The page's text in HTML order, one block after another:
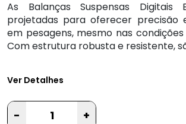
As Balanças Suspensas Digitais
projetadas para oferecer precisão
em pesagens, mesmo nas
Com estrutura robusta e resistente,
Ver Detalhes
- +